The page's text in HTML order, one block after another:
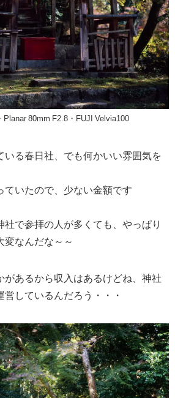
Planar 80mm F2.8・FUJI Velvia100
いる春日社、でも何かいい雰囲気を
ていたので、少ない金額です
社で参拝の人が多くても、やっぱり
変なんだな～～
があるから収入はあるけどね、神社
営しているんだろう・・・